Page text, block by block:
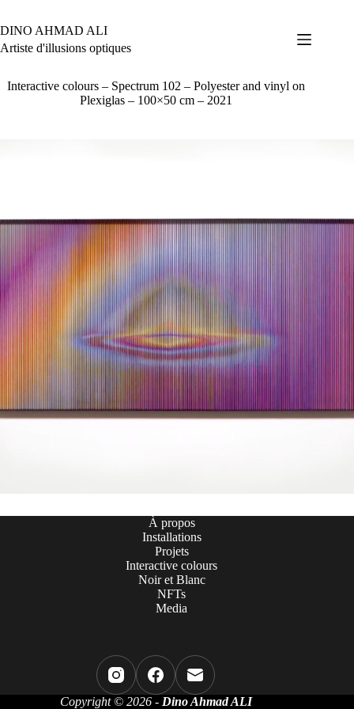
contenu
DINO AHMAD ALI
Artiste d'illusions optiques
Interactive colours – Spectrum 102 – Polyester and vinyl on
Plexiglas – 100×50 cm – 2021
À propos
Installations
Projets
Interactive colours
Noir et Blanc
NFTs
Media
Copyright © 2026 - Dino Ahmad ALI